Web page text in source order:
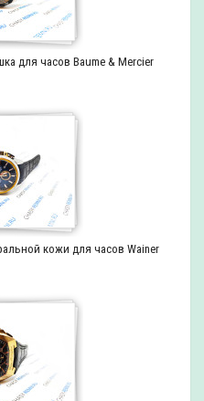
для часов Baume & Mercier
кожи для часов Wainer